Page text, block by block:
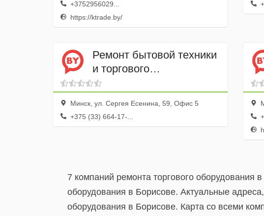
+3752956029...
https://ktrade.by/
Ремонт бытовой техники
и торгового
оборудования
Минск, ул. Сергея Есенина, 59, Офис 5
+375 (33) 664-17-...
7 компаний ремонта торгового оборудования
оборудования в Борисове. Актуальные
оборудования в Борисове. Карта со всеми